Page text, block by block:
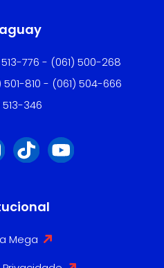
776 - (061) 500-268
810 - (061) 504-666
513-346
Mega